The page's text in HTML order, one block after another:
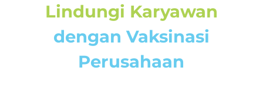
Lindungi Karyawan
dengan Vaksinasi
Perusahaan